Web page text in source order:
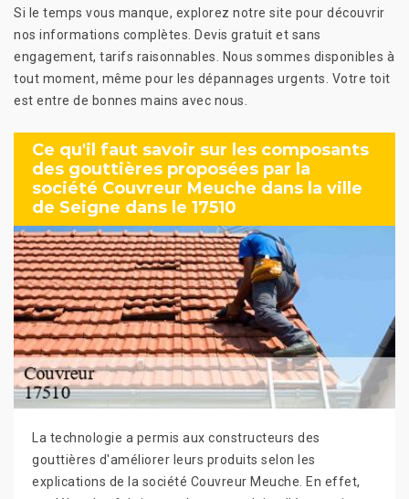
Si le temps vous manque, explorez notre site pour découvrir
nos informations complètes. Devis gratuit et sans
engagement, tarifs raisonnables. Nous sommes disponibles à
tout moment, même pour les dépannages urgents. Votre toit
est entre de bonnes mains avec nous.
Ce qu'il faut savoir sur les composants
des gouttières proposées par la
société Couvreur Meuche dans la ville
de Seigne dans le 17510
La technologie a permis aux constructeurs des
gouttières d'améliorer leurs produits selon les
explications de la société Couvreur Meuche. En effet,